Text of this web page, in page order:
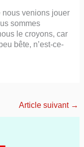
nous venions jouer
sommes
le croyons, car
bête, n’est-ce-
Article suivant →